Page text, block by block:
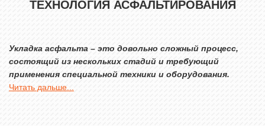
ТЕХНОЛОГИЯ АСФАЛЬТИРОВАНИЯ
Укладка асфальта – это довольно сложный процесс,
состоящий из нескольких стадий и требующий
применения специальной техники и оборудования.
Читать дальше...